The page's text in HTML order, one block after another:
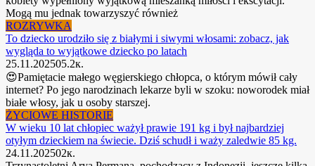
Mogą mu jednak towarzyszyć również
ROZRYWKA
To dziecko urodziło się z białymi i siwymi włosami: zobacz, jak
wygląda to wyjątkowe dziecko po latach
25.11.202505.2к.
😍Pamiętacie małego węgierskiego chłopca, o którym mówił cały
internet? Po jego narodzinach lekarze byli w szoku: noworodek miał
białe włosy, jak u osoby starszej.
ŻYCIOWE HISTORIE
W wieku 10 lat chłopiec ważył prawie 191 kg i był najbardziej
otyłym dzieckiem na świecie. Dziś schudł i waży zaledwie 85 kg.
24.11.202502к.